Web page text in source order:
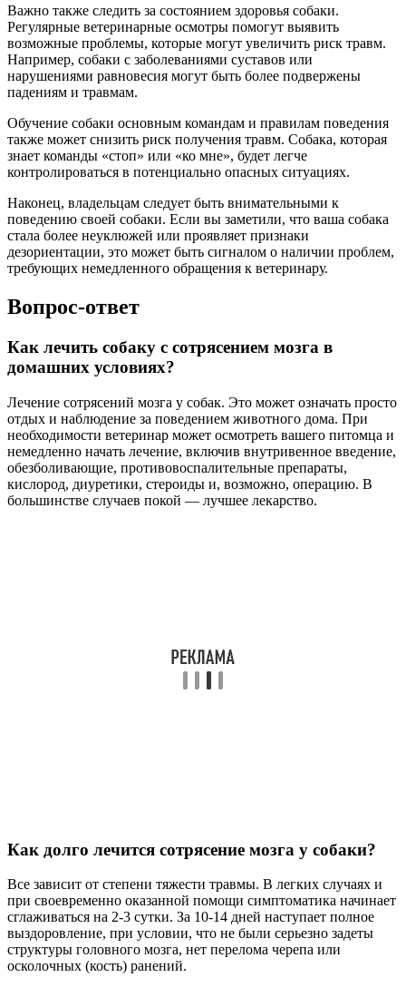
Важно также следить за состоянием здоровья собаки.
Регулярные ветеринарные осмотры помогут выявить
возможные проблемы, которые могут увеличить риск травм.
Например, собаки с заболеваниями суставов или
нарушениями равновесия могут быть более подвержены
падениям и травмам.
Обучение собаки основным командам и правилам поведения
также может снизить риск получения травм. Собака, которая
знает команды «стоп» или «ко мне», будет легче
контролироваться в потенциально опасных ситуациях.
Наконец, владельцам следует быть внимательными к
поведению своей собаки. Если вы заметили, что ваша собака
стала более неуклюжей или проявляет признаки
дезориентации, это может быть сигналом о наличии проблем,
требующих немедленного обращения к ветеринару.
Вопрос-ответ
Как лечить собаку с сотрясением мозга в
домашних условиях?
Лечение сотрясений мозга у собак. Это может означать просто
отдых и наблюдение за поведением животного дома. При
необходимости ветеринар может осмотреть вашего питомца и
немедленно начать лечение, включив внутривенное введение,
обезболивающие, противовоспалительные препараты,
кислород, диуретики, стероиды и, возможно, операцию. В
большинстве случаев покой — лучшее лекарство.
Как долго лечится сотрясение мозга у собаки?
Все зависит от степени тяжести травмы. В легких случаях и
при своевременно оказанной помощи симптоматика начинает
сглаживаться на 2-3 сутки. За 10-14 дней наступает полное
выздоровление, при условии, что не были серьезно задеты
структуры головного мозга, нет перелома черепа или
осколочных (кость) ранений.